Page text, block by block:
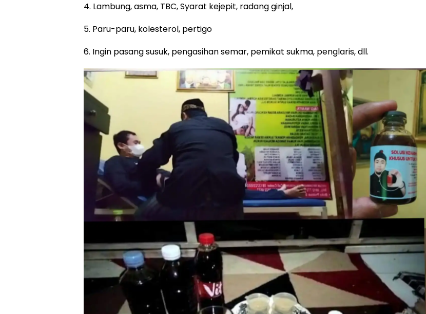
4. Lambung, asma, TBC, Syarat kejepit, radang ginjal,
5. Paru-paru, kolesterol, pertigo
6. Ingin pasang susuk, pengasihan semar, pemikat sukma, penglaris, dll.